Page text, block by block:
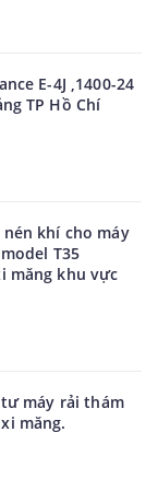
E-4J ,1400-24
TP Hồ Chí
nén khí cho máy
T35
măng khu vực
tư máy rải thám
măng.